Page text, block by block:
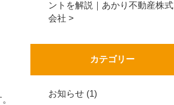
ントを解説｜あかり不動産株式
会社
カテゴリー
お知らせ (1)